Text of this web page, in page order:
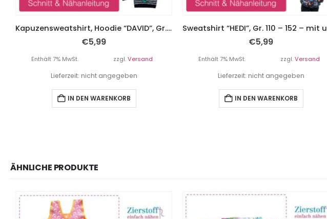
Kapuzensweatshirt, Hoodie “DAVID”, Gr. 110 – 152
€5,99
Enthält 7% MwSt. zzgl.Versand
Lieferzeit: nicht angegeben
IN DEN WARENKORB
€5,99
Enthält 7% MwSt. zzgl.Versand
Lieferzeit: nicht angegeben
IN DEN WARENKORB
ÄHNLICHE PRODUKTE